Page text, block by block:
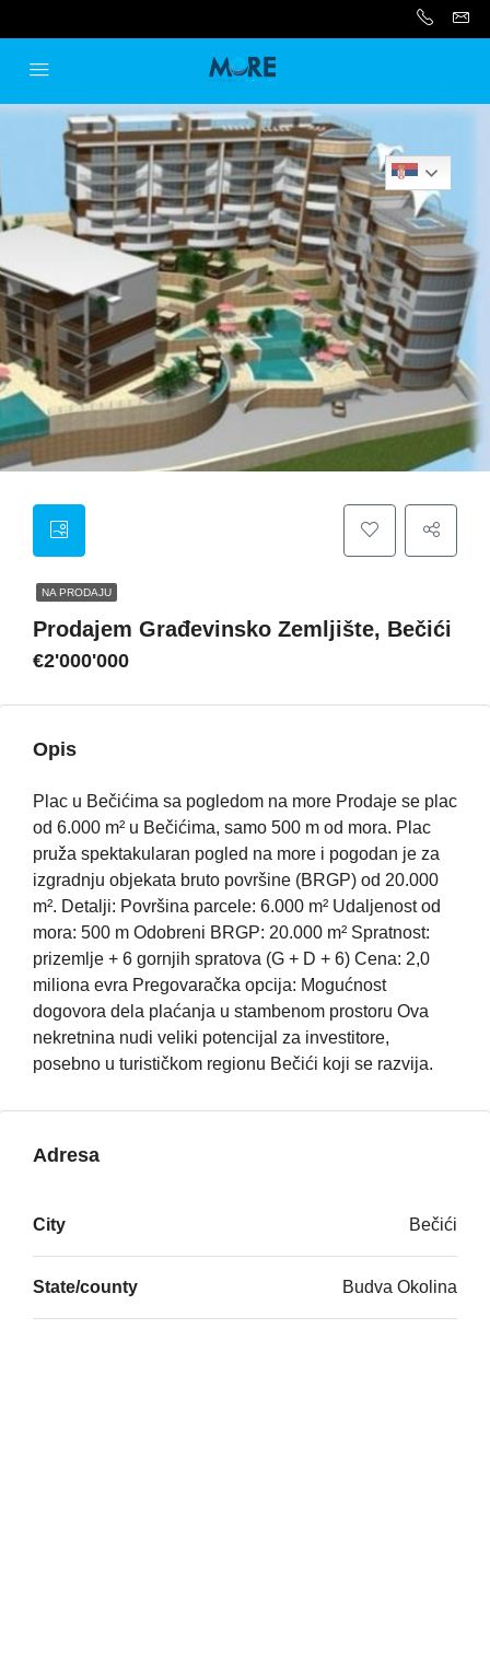
NA PRODAJU
Prodajem Građevinsko Zemljište, Bečići
€2'000'000
Opis
Plac u Bečićima sa pogledom na more Prodaje se plac
od 6.000 m² u Bečićima, samo 500 m od mora. Plac
pruža spektakularan pogled na more i pogodan je za
izgradnju objekata bruto površine (BRGP) od 20.000
m². Detalji: Površina parcele: 6.000 m² Udaljenost od
mora: 500 m Odobreni BRGP: 20.000 m² Spratnost:
prizemlje + 6 gornjih spratova (G + D + 6) Cena: 2,0
miliona evra Pregovaračka opcija: Mogućnost
dogovora dela plaćanja u stambenom prostoru Ova
nekretnina nudi veliki potencijal za investitore,
posebno u turističkom regionu Bečići koji se razvija.
Adresa
City Bečići
State/county Budva Okolina
Serbian